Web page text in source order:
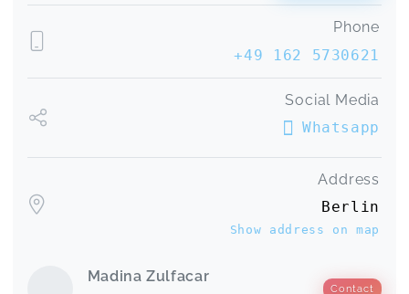
Phone
+49 162 5730621
Social Media
Whatsapp
Address
Berlin
Show address on map
Madina Zulfacar
Contact